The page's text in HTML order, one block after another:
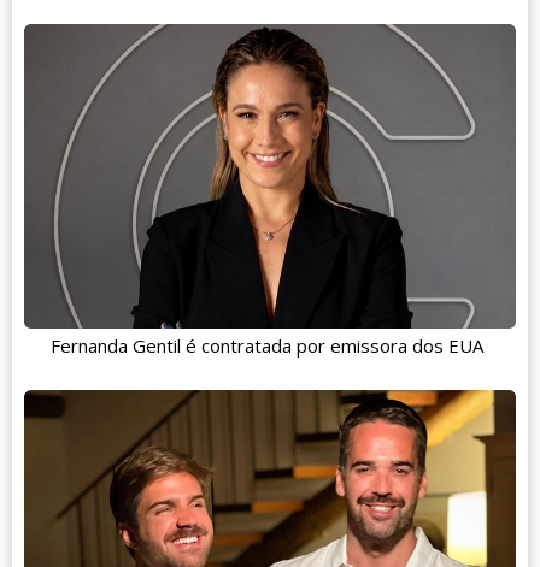
Fernanda Gentil é contratada por emissora dos EUA